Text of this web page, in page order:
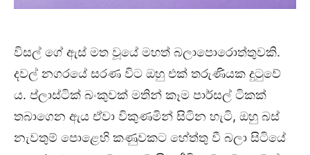
විසල් ගේ ඇස් මත වූයේ මහත් බලාපොරොත්තුවකි.
දවල් නගරයේ සරණ විට ඔහු එක් තරුණියක දුටුවේ
ය. ප්ලාස්ටික් බංකුවක් මතින් කෑම පාර්සල් ටිකක්
තබාගෙන ඇය ඒවා විකුණමින් සිටින හැටි, ඔහු බස්
නැවතුම් පොළෙහි කණුවකට හේත්තු වී බලා සිටියේ